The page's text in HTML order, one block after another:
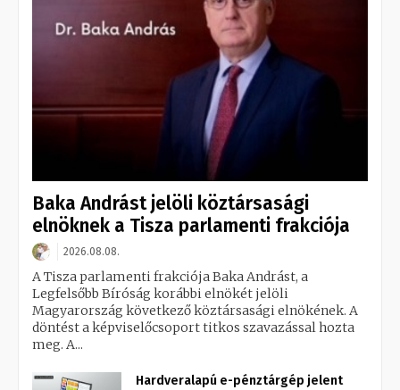
Baka Andrást jelöli köztársasági
elnöknek a Tisza parlamenti frakciója
2026.08.08.
A Tisza parlamenti frakciója Baka Andrást, a
Legfelsőbb Bíróság korábbi elnökét jelöli
Magyarország következő köztársasági elnökének. A
döntést a képviselőcsoport titkos szavazással hozta
meg. A...
Hardveralapú e-pénztárgép jelent